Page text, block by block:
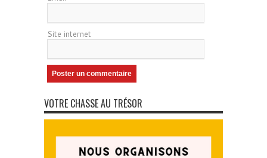
Site internet
VOTRE CHASSE AU TRÉSOR